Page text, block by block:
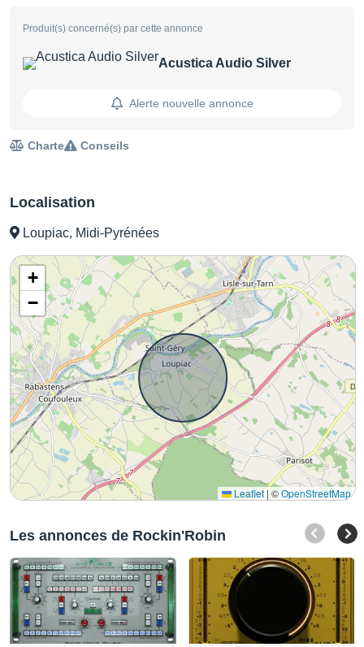
Localisation
Loupiac, Midi-Pyrénées
+
−
Leaflet| ©OpenStreetMap
Les annonces de Rockin'Robin
Produit(s) concerné(s) par cette annonce
Acustica Audio Silver
Alerte nouvelle annonce
Charte Conseils